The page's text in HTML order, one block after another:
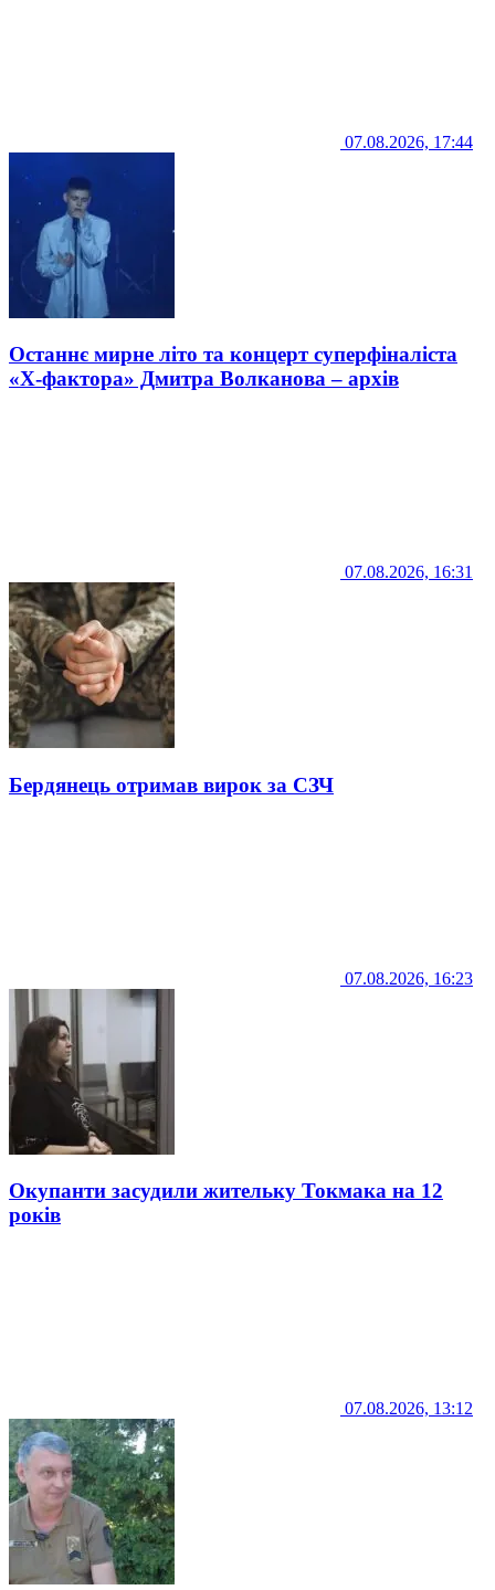
07.08.2026, 17:44
Останнє мирне літо та концерт суперфіналіста
«Х-фактора» Дмитра Волканова – архів
07.08.2026, 16:31
Бердянець отримав вирок за СЗЧ
07.08.2026, 16:23
Окупанти засудили жительку Токмака на 12
років
07.08.2026, 13:12